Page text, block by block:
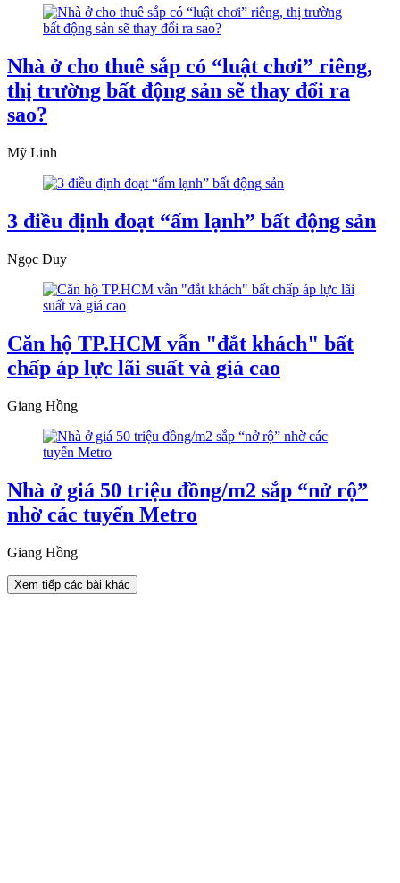
Nhà ở cho thuê sắp có “luật chơi” riêng,
thị trường bất động sản sẽ thay đổi ra
sao?
Mỹ Linh
3 điều định đoạt “ấm lạnh” bất động sản
Ngọc Duy
Căn hộ TP.HCM vẫn "đắt khách" bất
chấp áp lực lãi suất và giá cao
Giang Hồng
Nhà ở giá 50 triệu đồng/m2 sắp “nở rộ”
nhờ các tuyến Metro
Giang Hồng
Xem tiếp các bài khác